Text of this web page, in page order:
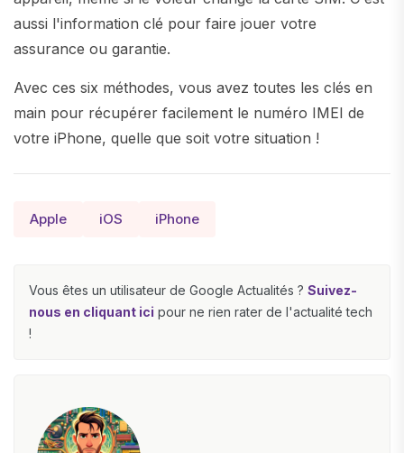
aussi l'information clé pour faire jouer votre
assurance ou garantie.
Avec ces six méthodes, vous avez toutes les clés en
main pour récupérer facilement le numéro IMEI de
votre iPhone, quelle que soit votre situation !
Apple iOS iPhone
Vous êtes un utilisateur de Google Actualités ? Suivez-
nous en cliquant ici pour ne rien rater de l'actualité tech
!